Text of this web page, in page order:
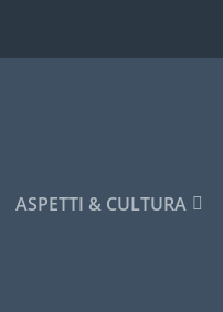
ASPETTI & CULTURA